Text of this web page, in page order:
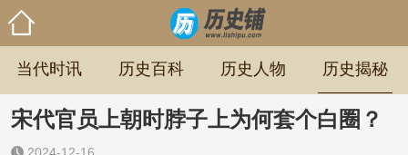
当代时讯 历史百科 历史人物 历史揭秘
宋代官员上朝时脖子上为何套个白圈？
2024-12-16